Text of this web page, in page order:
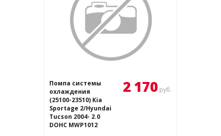
Помпа системы
охлаждения
(25100-23510) Kia
Sportage 2/Hyundai
Tucson 2004- 2.0
DOHC MWP1012
2 170 руб.